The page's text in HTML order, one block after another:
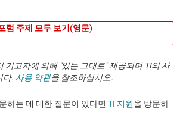
럼 주제 모두 보기(영문)
기고자에 의해 "있는 그대로" 제공되며 TI의 사
다. 사용 약관을 참조하십시오.
하는 데 대한 질문이 있다면 TI 지원을 방문하